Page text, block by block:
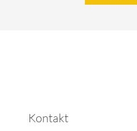
Kontakt